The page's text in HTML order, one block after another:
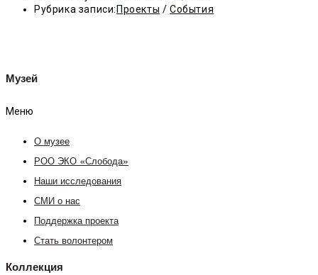
Рубрика записи: Проекты / События
Музей
Меню
О музее
РОО ЭКО «Слобода»
Наши исследования
СМИ о нас
Поддержка проекта
Стать волонтером
Коллекция